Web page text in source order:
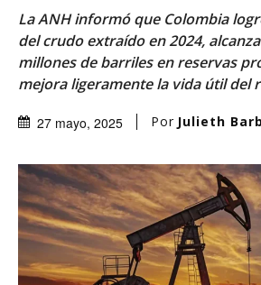
La ANH informó que Colombia
del crudo extraído en 2024,
millones de barriles en reservas
mejora ligeramente la vida útil del
27 mayo, 2025 Por Julieth